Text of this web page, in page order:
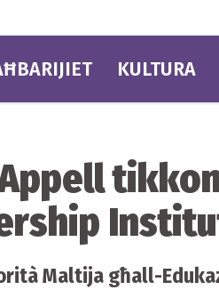
KULTURA
Maltija għall-